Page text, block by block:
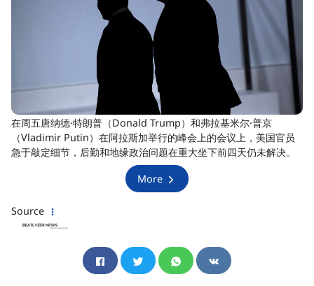
在周五唐纳德·特朗普（Donald Trump）和弗拉基米尔·普京
（Vladimir Putin）在阿拉斯加举行的峰会上的会议上，美国官员
急于敲定细节，后勤和地缘政治问题在重大坐下前四天仍未解决。
More
Source